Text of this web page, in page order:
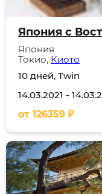
Япония с
Япония
Токио, Киото
10 дней, Twin
14.03.2021 -
от 126359 ₽